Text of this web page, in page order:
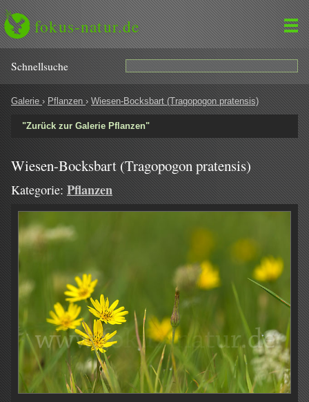
fokus-natur.de
Schnell­suche
Galerie › Pflanzen › Wiesen-Bocksbart (Tragopogon pratensis)
"Zurück zur Galerie Pflanzen"
Wiesen-Bocksbart (Tragopogon pratensis)
Kategorie: Pflanzen